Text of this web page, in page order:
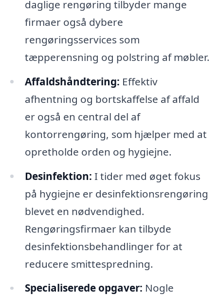
daglige rengøring tilbyder mange
firmaer også dybere
rengøringsservices som
tæpperensning og polstring af møbler.
Affaldshåndtering: Effektiv
afhentning og bortskaffelse af affald
er også en central del af
kontorrengøring, som hjælper med at
opretholde orden og hygiejne.
Desinfektion: I tider med øget fokus
på hygiejne er desinfektionsrengøring
blevet en nødvendighed.
Rengøringsfirmaer kan tilbyde
desinfektionsbehandlinger for at
reducere smittespredning.
Specialiserede opgaver: Nogle